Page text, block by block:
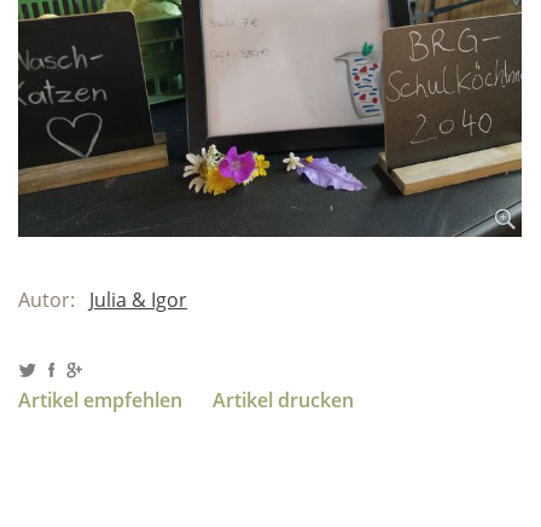
Autor: Julia & Igor
Artikel empfehlen Artikel drucken